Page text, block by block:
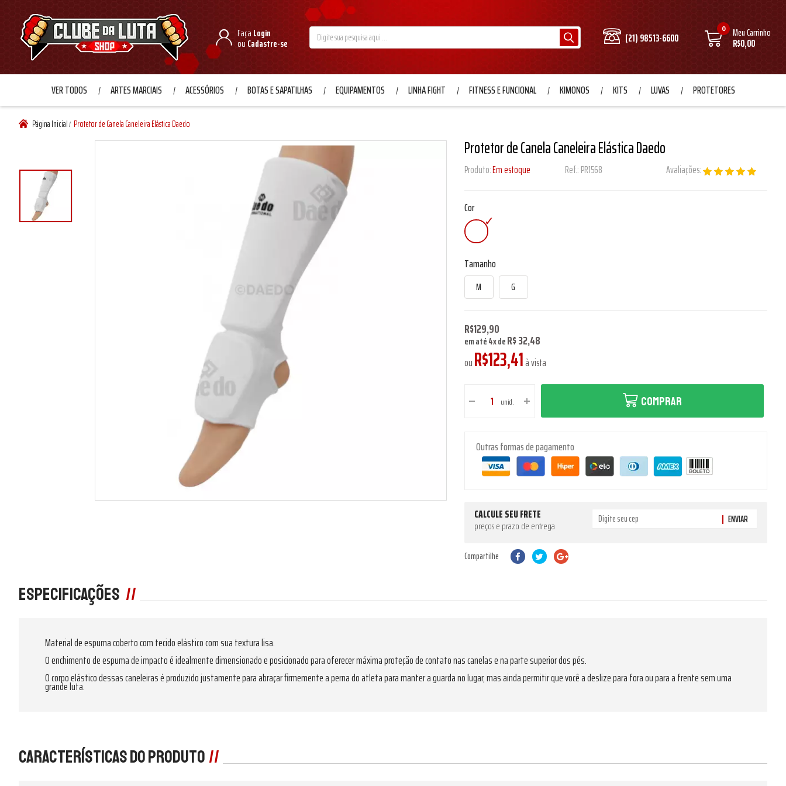
Faça Login
ou Cadastre-se (21) 98513-6600
0 Meu Carrinho
R$0,00
VER TODOS ARTES MARCIAIS ACESSÓRIOS BOTAS E SAPATILHAS EQUIPAMENTOS LINHA FIGHT FITNESS E FUNCIONAL KIMONOS KITS LUVAS PROTETORES
Página Inicial/ Protetor de Canela Caneleira Elástica Daedo
Protetor de Canela Caneleira Elástica Daedo
Produto:Em estoque Ref.:PR1568 Avaliações:
Cor
Tamanho
M G
R$129,90
em até4xdeR$ 32,48
ouR$123,41à vista
unid. COMPRAR
Outras formas de pagamento
CALCULE SEU FRETE
preços e prazo de entrega ENVIAR
Compartilhe
Especificações
Material de espuma coberto com tecido elástico com sua textura lisa.
O enchimento de espuma de impacto é idealmente dimensionado e posicionado para oferecer máxima proteção de contato nas canelas e na parte superior dos pés.
O corpo elástico dessas caneleiras é produzido justamente para abraçar firmemente a perna do atleta para manter a guarda no lugar, mas ainda permitir que você a deslize para fora ou para a frente sem uma
grande luta.
Características do produto